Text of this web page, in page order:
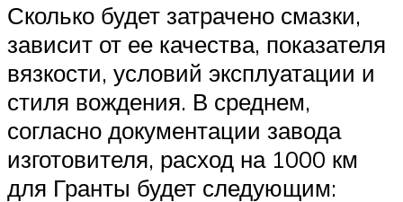
Сколько будет затрачено смазки,
зависит от ее качества, показателя
вязкости, условий эксплуатации и
стиля вождения. В среднем,
согласно документации завода
изготовителя, расход на 1000 км
для Гранты будет следующим: